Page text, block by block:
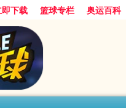
下载 篮球专栏 奥运百科